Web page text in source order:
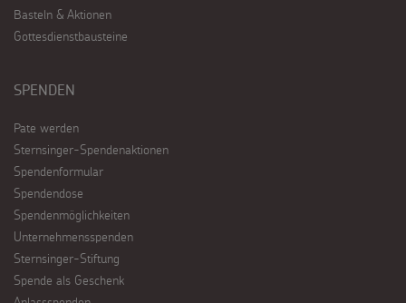
Basteln & Aktionen
Gottesdienstbausteine
SPENDEN
Pate werden
Sternsinger-Spendenaktionen
Spendenformular
Spendendose
Spendenmöglichkeiten
Unternehmensspenden
Sternsinger-Stiftung
Spende als Geschenk